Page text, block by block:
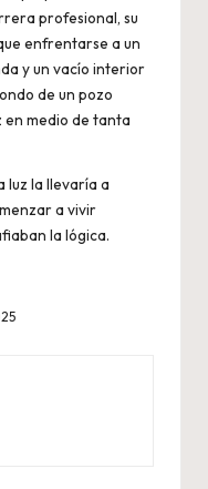
profesional, su
enfrentarse a un
y un vacío interior
de un pozo
en medio de tanta
luz la llevaría a
a vivir
la lógica.